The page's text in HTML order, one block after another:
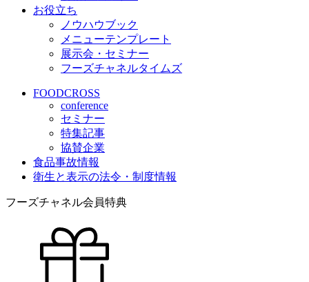
お役立ち
ノウハウブック
メニューテンプレート
展示会・セミナー
フーズチャネルタイムズ
FOODCROSS
conference
セミナー
特集記事
協賛企業
食品事故情報
衛生と表示の法令・制度情報
フーズチャネル会員特典